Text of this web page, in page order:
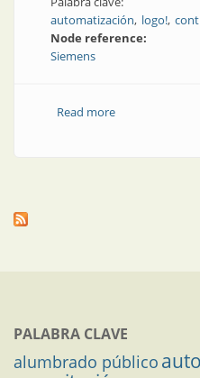
automatización logo!
Node reference:
Siemens
Read moreabout
PALABRA CLAVE
alumbrado público